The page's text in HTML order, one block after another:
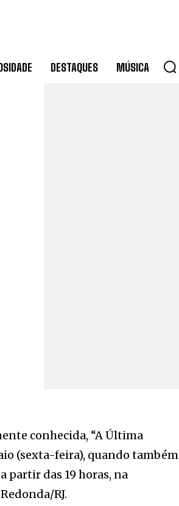
DESTAQUES MÚSICA
conhecida, “A Última
(sexta-feira), quando também
partir das 19 horas, na
RJ.